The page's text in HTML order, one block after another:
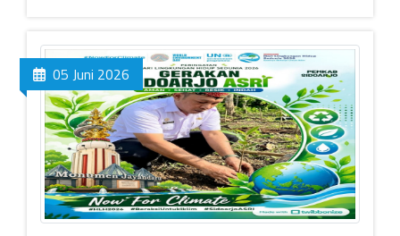
05 Juni 2026